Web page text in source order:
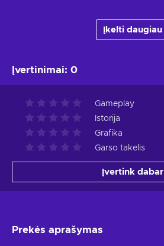
Įkelti daugiau
Įvertinimai: 0
Gameplay
Istorija
Grafika
Garso takelis
Įvertink dabar
Prekės aprašymas